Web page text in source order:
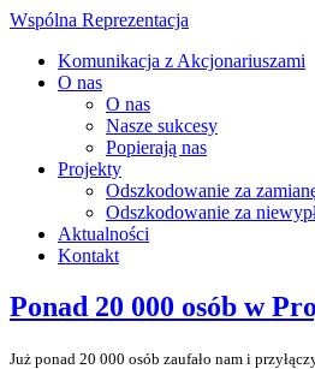
Wspólna Reprezentacja
Komunikacja z Akcjonariuszami
O nas
O nas
Nasze sukcesy
Popierają nas
Projekty
Odszkodowanie za
Odszkodowanie za
Aktualności
Kontakt
Ponad 20 000 osób w
Już ponad 20 000 osób zaufało nam i